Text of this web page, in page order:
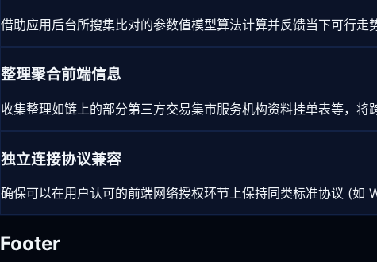
借助应用后台所搜集比对的参数值模型算法计算并反馈当下可行走
整理聚合前端信息
收集整理如链上的部分第三方交易集市服务机构资料挂单表等，将
独立连接协议兼容
确保可以在用户认可的前端网络授权环节上保持同类标准协议 (如
Footer